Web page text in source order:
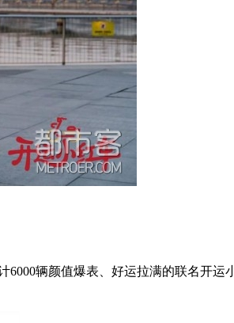
辆颜值爆表、好运拉满的联名开运